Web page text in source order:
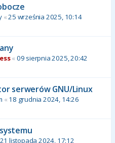
«25 września 2025, 10:14
« 09 sierpnia 2025, 20:42
serwerów GNU/Linux
« 18 grudnia 2024, 14:26
21 listopada 2024, 17:12